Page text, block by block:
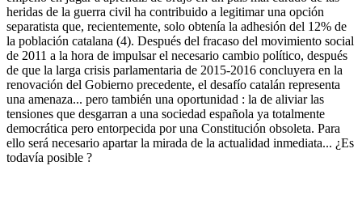
heridas de la guerra civil ha contribuido a legitimar una opción
separatista que, recientemente, solo obtenía la adhesión del 12% de
la población catalana (4). Después del fracaso del movimiento social
de 2011 a la hora de impulsar el necesario cambio político, después
de que la larga crisis parlamentaria de 2015-2016 concluyera en la
renovación del Gobierno precedente, el desafío catalán representa
una amenaza... pero también una oportunidad : la de aliviar las
tensiones que desgarran a una sociedad española ya totalmente
democrática pero entorpecida por una Constitución obsoleta. Para
ello será necesario apartar la mirada de la actualidad inmediata... ¿Es
todavía posible ?